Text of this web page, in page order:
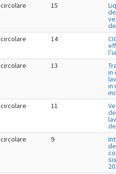
circolare 15
circolare 14
circolare 13
in
in
circolare 11
circolare 9